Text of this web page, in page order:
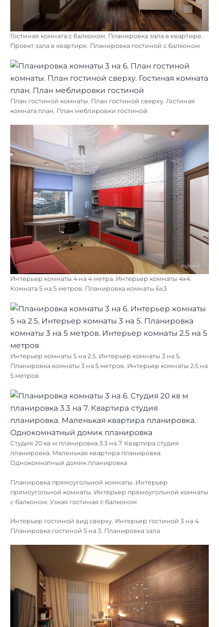
Гостиная комната с балконом. Планировка зала в квартире.
Проект зала в квартире. Планировка гостиной с балконом
План гостиной комнаты. План гостиной сверху. Гостиная
комната план. План меблировки гостиной
Интерьер комнаты 4 на 4 метра. Интерьер комнаты 4х4.
Комната 5 на 5 метров. Планировка комнаты 6х3
Интерьер комнаты 5 на 2.5. Интерьер комнаты 3 на 5.
Планировка комнаты 3 на 5 метров. Интерьер комнаты 2.5 на
5 метров
Студия 20 кв м планировка 3.3 на 7. Квартира студия
планировка. Маленькая квартира планировка.
Однокомнатный домик планировка
Планировка прямоугольной комнаты. Интерьер
прямоугольной комнаты. Интерьер прямоугольной комнаты
с балконом. Узкая гостиная с балконом
Интерьер гостиной вид сверху. Интерьер гостиной 3 на 4.
Планировка гостиной 5 на 3. Планировка зала